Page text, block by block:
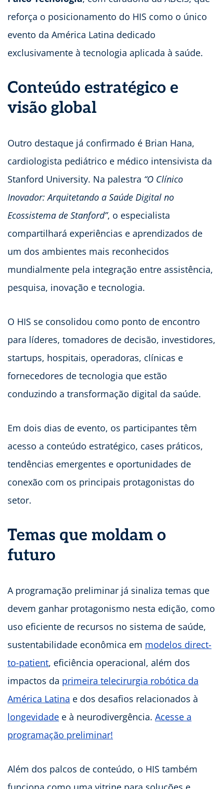
reforça o posicionamento do HIS como o único
evento da América Latina dedicado
exclusivamente à tecnologia aplicada à saúde.
Conteúdo estratégico e
visão global
Outro destaque já confirmado é Brian Hana,
cardiologista pediátrico e médico intensivista da
Stanford University. Na palestra “O Clínico
Inovador: Arquitetando a Saúde Digital no
Ecossistema de Stanford”, o especialista
compartilhará experiências e aprendizados de
um dos ambientes mais reconhecidos
mundialmente pela integração entre assistência,
pesquisa, inovação e tecnologia.
O HIS se consolidou como ponto de encontro
para líderes, tomadores de decisão, investidores,
startups, hospitais, operadoras, clínicas e
fornecedores de tecnologia que estão
conduzindo a transformação digital da saúde.
Em dois dias de evento, os participantes têm
acesso a conteúdo estratégico, cases práticos,
tendências emergentes e oportunidades de
conexão com os principais protagonistas do
setor.
Temas que moldam o
futuro
A programação preliminar já sinaliza temas que
devem ganhar protagonismo nesta edição, como
uso eficiente de recursos no sistema de saúde,
sustentabilidade econômica em modelos direct-
to-patient, eficiência operacional, além dos
impactos da primeira telecirurgia robótica da
América Latina e dos desafios relacionados à
longevidade e à neurodivergência. Acesse a
programação preliminar!
Além dos palcos de conteúdo, o HIS também